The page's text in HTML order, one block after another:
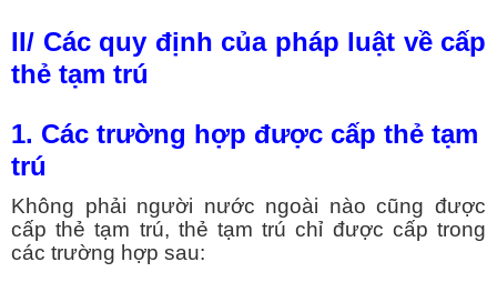
II/ Các quy định của pháp luật về cấp
thẻ tạm trú
1. Các trường hợp được cấp thẻ tạm
trú
Không phải người nước ngoài nào cũng được
cấp thẻ tạm trú, thẻ tạm trú chỉ được cấp trong
các trường hợp sau: